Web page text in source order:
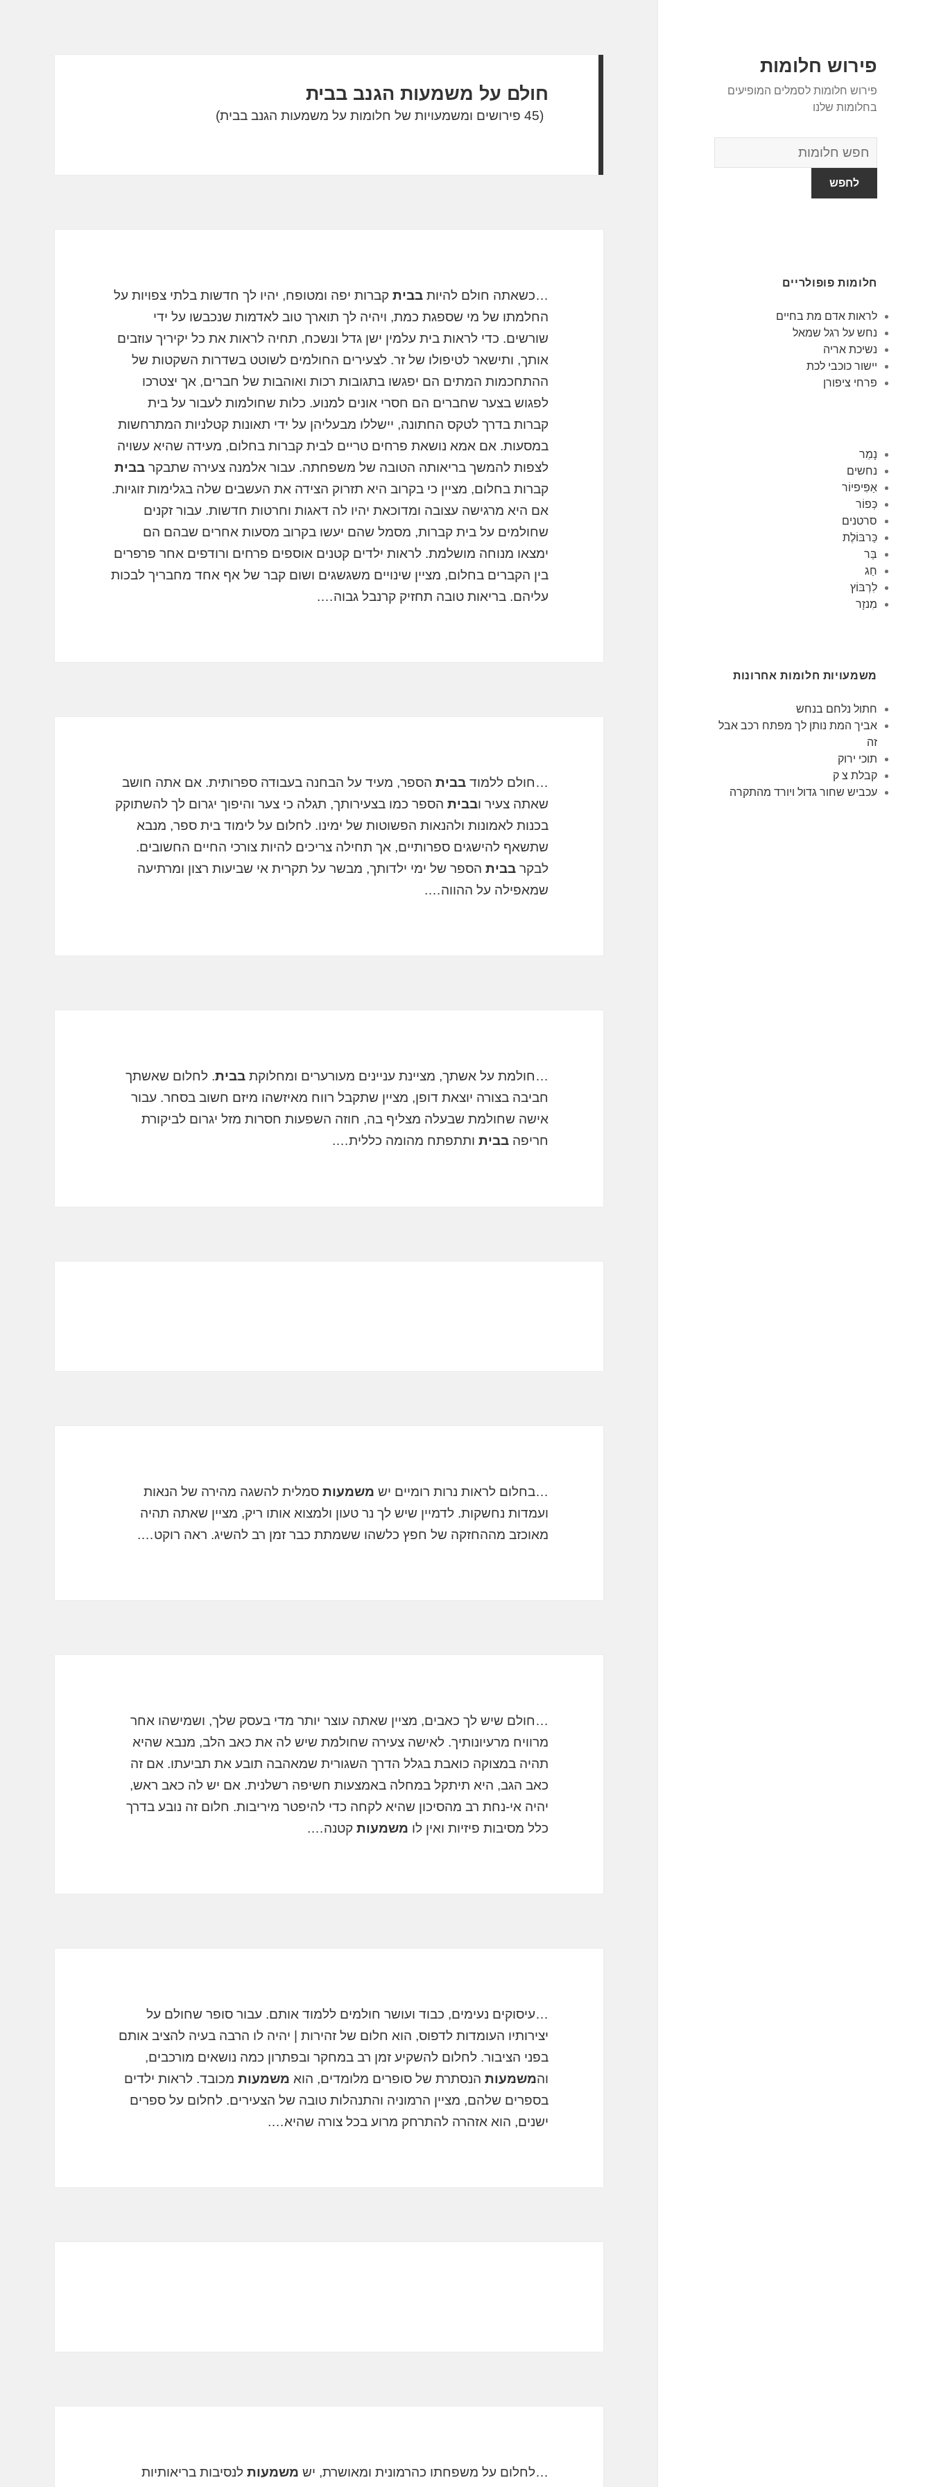
פירוש חלומות
פירוש חלומות לסמלים המופיעים
בחלומות שלנו
מילון
החלומות
חלומות פופולריים
לראות אדם מת בחיים
נחש על רגל שמאל
נשיכת אריה
יישור כוכבי לכת
פרחי ציפורן
נָמֵר
נחשים
אַפִּיפיוֹר
כְּפוֹר
סרטנים
כַּרבּוֹלֶת
בַּר
חַג
לִרְבּוֹץ
מִנזָר
משמעויות חלומות אחרונות
חתול נלחם בנחש
אביך המת נותן לך מפתח רכב אבל
זה
תוכי ירוק
קבלת צ ק
עכביש שחור גדול ויורד מהתקרה
חולם על משמעות הגנב בבית
(45 פירושים ומשמעויות של חלומות על משמעות הגנב בבית)
…כשאתה חולם להיותבבית קברות יפה ומטופח, יהיו לך חדשות בלתי צפויות על
החלמתו של מי שספגת כמת, ויהיה לך תוארך טוב לאדמות שנכבשו על ידי
שורשים. כדי לראות בית עלמין ישן גדל ונשכח, תחיה לראות את כל יקיריך עוזבים
אותך, ותישאר לטיפולו של זר. לצעירים החולמים לשוטט בשדרות השקטות של
ההתחכמות המתים הם יפגשו בתגובות רכות ואוהבות של חברים, אך יצטרכו
לפגוש בצער שחברים הם חסרי אונים למנוע. כלות שחולמות לעבור על בית
קברות בדרך לטקס החתונה, יישללו מבעליהן על ידי תאונות קטלניות המתרחשות
במסעות. אם אמא נושאת פרחים טריים לבית קברות בחלום, מעידה שהיא עשויה
לצפות להמשך בריאותה הטובה של משפחתה. עבור אלמנה צעירה שתבקרבבית
קברות בחלום, מציין כי בקרוב היא תזרוק הצידה את העשבים שלה בגלימות זוגיות.
אם היא מרגישה עצובה ומדוכאת יהיו לה דאגות וחרטות חדשות. עבור זקנים
שחולמים על בית קברות, מסמל שהם יעשו בקרוב מסעות אחרים שבהם הם
ימצאו מנוחה מושלמת. לראות ילדים קטנים אוספים פרחים ורודפים אחר פרפרים
בין הקברים בחלום, מציין שינויים משגשגים ושום קבר של אף אחד מחבריך לבכות
עליהם. בריאות טובה תחזיק קרנבל גבוה….
…חולם ללמודבבית הספר, מעיד על הבחנה בעבודה ספרותית. אם אתה חושב
שאתה צעיר ובבית הספר כמו בצעירותך, תגלה כי צער והיפוך יגרום לך להשתוקק
בכנות לאמונות ולהנאות הפשוטות של ימינו. לחלום על לימוד בית ספר, מנבא
שתשאף להישגים ספרותיים, אך תחילה צריכים להיות צורכי החיים החשובים.
לבקרבבית הספר של ימי ילדותך, מבשר על תקרית אי שביעות רצון ומרתיעה
שמאפילה על ההווה….
…חולמת על אשתך, מציינת עניינים מעורערים ומחלוקתבבית. לחלום שאשתך
חביבה בצורה יוצאת דופן, מציין שתקבל רווח מאיזשהו מיזם חשוב בסחר. עבור
אישה שחולמת שבעלה מצליף בה, חוזה השפעות חסרות מזל יגרום לביקורת
חריפהבבית ותתפתח מהומה כללית….
…בחלום לראות נרות רומיים יש משמעות סמלית להשגה מהירה של הנאות
ועמדות נחשקות. לדמיין שיש לך נר טעון ולמצוא אותו ריק, מציין שאתה תהיה
מאוכזב מההחזקה של חפץ כלשהו ששמתת כבר זמן רב להשיג. ראה רוקט….
…חולם שיש לך כאבים, מציין שאתה עוצר יותר מדי בעסק שלך, ושמישהו אחר
מרוויח מרעיונותיך. לאישה צעירה שחולמת שיש לה את כאב הלב, מנבא שהיא
תהיה במצוקה כואבת בגלל הדרך השגורית שמאהבה תובע את תביעתו. אם זה
כאב הגב, היא תיתקל במחלה באמצעות חשיפה רשלנית. אם יש לה כאב ראש,
יהיה אי-נחת רב מהסיכון שהיא לקחה כדי להיפטר מיריבות. חלום זה נובע בדרך
כלל מסיבות פיזיות ואין לו משמעות קטנה….
…עיסוקים נעימים, כבוד ועושר חולמים ללמוד אותם. עבור סופר שחולם על
יצירותיו העומדות לדפוס, הוא חלום של זהירות | יהיה לו הרבה בעיה להציב אותם
בפני הציבור. לחלום להשקיע זמן רב במחקר ובפתרון כמה נושאים מורכבים,
והמשמעות הנסתרת של סופרים מלומדים, הוא משמעות מכובד. לראות ילדים
בספרים שלהם, מציין הרמוניה והתנהלות טובה של הצעירים. לחלום על ספרים
ישנים, הוא אזהרה להתרחק מרוע בכל צורה שהיא….
…לחלום על משפחתו כהרמונית ומאושרת, יש משמעות לנסיבות בריאותיות